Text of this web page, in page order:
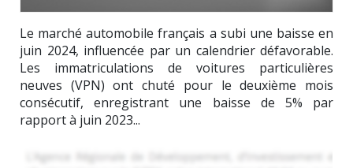
Le marché automobile français a subi une baisse en
juin 2024, influencée par un calendrier défavorable.
Les immatriculations de voitures particulières
neuves (VPN) ont chuté pour le deuxième mois
consécutif, enregistrant une baisse de 5% par
rapport à juin 2023...